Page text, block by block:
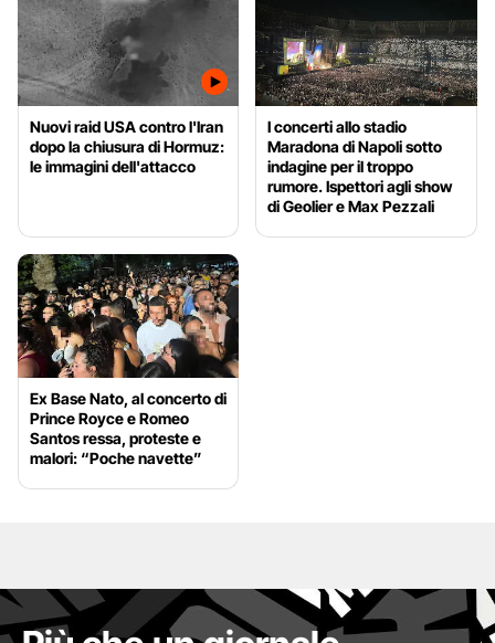
Nuovi raid USA contro l'Iran
dopo la chiusura di Hormuz:
le immagini dell'attacco
I concerti allo stadio
Maradona di Napoli sotto
indagine per il troppo
rumore. Ispettori agli show
di Geolier e Max Pezzali
Ex Base Nato, al concerto di
Prince Royce e Romeo
Santos ressa, proteste e
malori: “Poche navette”